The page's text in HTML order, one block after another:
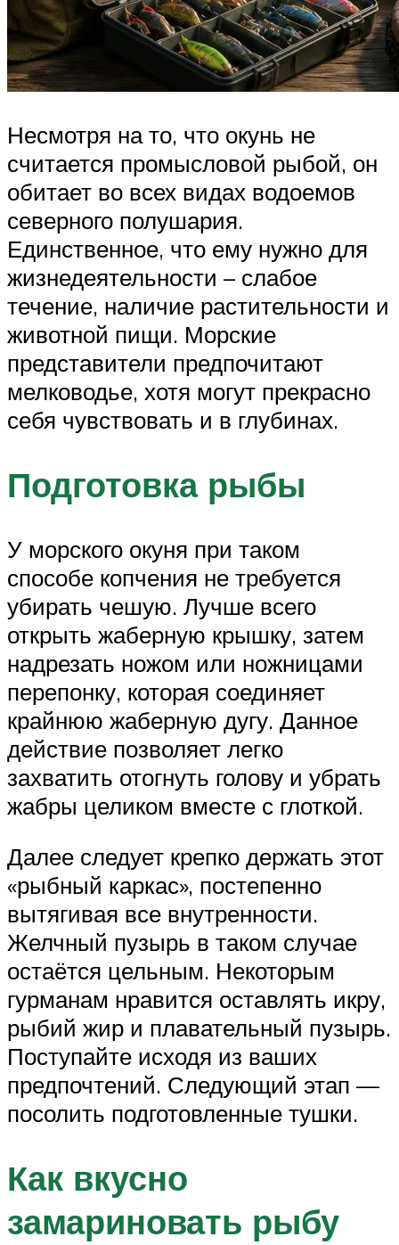
Несмотря на то, что окунь не
считается промысловой рыбой, он
обитает во всех видах водоемов
северного полушария.
Единственное, что ему нужно для
жизнедеятельности – слабое
течение, наличие растительности и
животной пищи. Морские
представители предпочитают
мелководье, хотя могут прекрасно
себя чувствовать и в глубинах.
Подготовка рыбы
У морского окуня при таком
способе копчения не требуется
убирать чешую. Лучше всего
открыть жаберную крышку, затем
надрезать ножом или ножницами
перепонку, которая соединяет
крайнюю жаберную дугу. Данное
действие позволяет легко
захватить отогнуть голову и убрать
жабры целиком вместе с глоткой.
Далее следует крепко держать этот
«рыбный каркас», постепенно
вытягивая все внутренности.
Желчный пузырь в таком случае
остаётся цельным. Некоторым
гурманам нравится оставлять икру,
рыбий жир и плавательный пузырь.
Поступайте исходя из ваших
предпочтений. Следующий этап —
посолить подготовленные тушки.
Как вкусно
замариновать рыбу